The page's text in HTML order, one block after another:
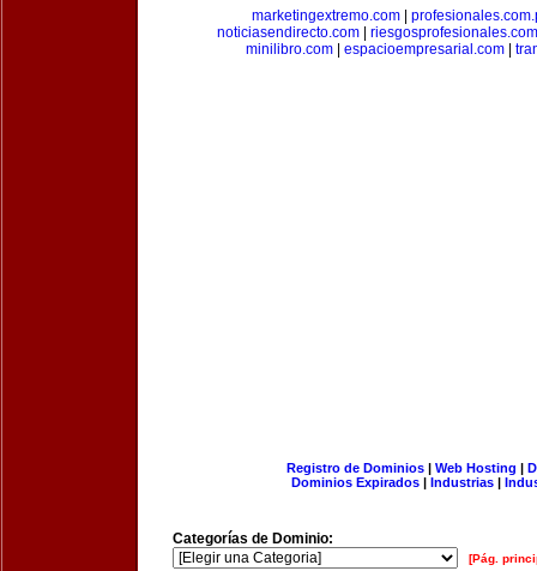
marketingextremo.com|
noticiasendirecto.com
riesgosprofesionales.com
minilibro.com| espacioempresarial.com|
Registro de Dominios| Web Hosting |
Dominios Expirados | Industrias |
Categorías de Dominio:
[Pág.